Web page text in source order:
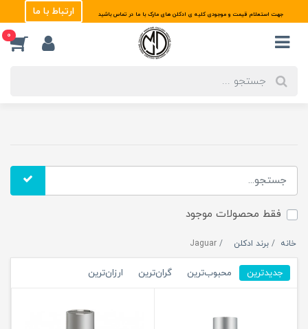
جهت استعلام قیمت و موجودی کلیه ی ادکلن های مارک با ما در تماس باشید ارتباط با ما
0
فقط محصولات موجود
خانه برند ادکلن Jaguar
جدیدترین محبوب‌ترین گران‌ترین ارزان‌ترین